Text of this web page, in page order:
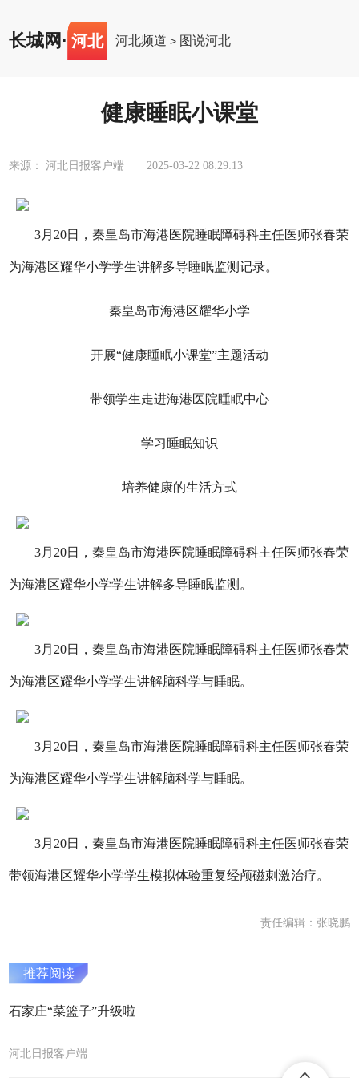
长城网 · 河北 河北频道 > 图说河北
健康睡眠小课堂
来源： 河北日报客户端 2025-03-22 08:29:13
3月20日，秦皇岛市海港医院睡眠障碍科主任医师张春荣
为海港区耀华小学学生讲解多导睡眠监测记录。
秦皇岛市海港区耀华小学
开展“健康睡眠小课堂”主题活动
带领学生走进海港医院睡眠中心
学习睡眠知识
培养健康的生活方式
3月20日，秦皇岛市海港医院睡眠障碍科主任医师张春荣
为海港区耀华小学学生讲解多导睡眠监测。
3月20日，秦皇岛市海港医院睡眠障碍科主任医师张春荣
为海港区耀华小学学生讲解脑科学与睡眠。
3月20日，秦皇岛市海港医院睡眠障碍科主任医师张春荣
为海港区耀华小学学生讲解脑科学与睡眠。
3月20日，秦皇岛市海港医院睡眠障碍科主任医师张春荣
带领海港区耀华小学学生模拟体验重复经颅磁刺激治疗。
责任编辑：张晓鹏
推荐阅读
石家庄“菜篮子”升级啦
河北日报客户端